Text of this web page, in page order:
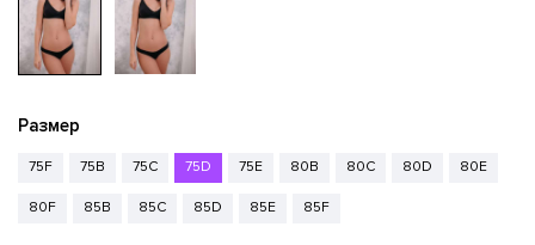
Размер
75F 75B 75C 75D 75E 80B 80C 80D 80E
80F 85B 85C 85D 85E 85F